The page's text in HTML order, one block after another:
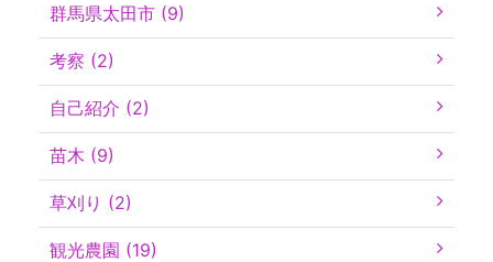
群馬県太田市 (9)
考察 (2)
自己紹介 (2)
苗木 (9)
草刈り (2)
観光農園 (19)